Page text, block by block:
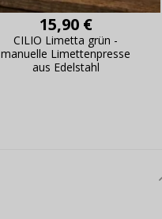
15,90 €
CILIO Limetta grün -
manuelle Limettenpresse
aus Edelstahl